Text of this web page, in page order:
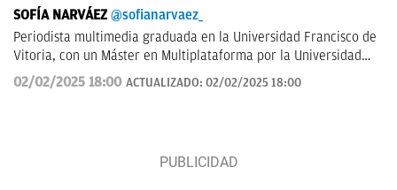
SOFÍA NARVÁEZ @sofianarvaez_
Periodista multimedia graduada en la Universidad Francisco de
Vitoria, con un Máster en Multiplataforma por la Universidad
Loyola. Editora en Lisa News con experiencia en CNN y ABC.
02/02/2025 18:00 ACTUALIZADO: 02/02/2025 18:00